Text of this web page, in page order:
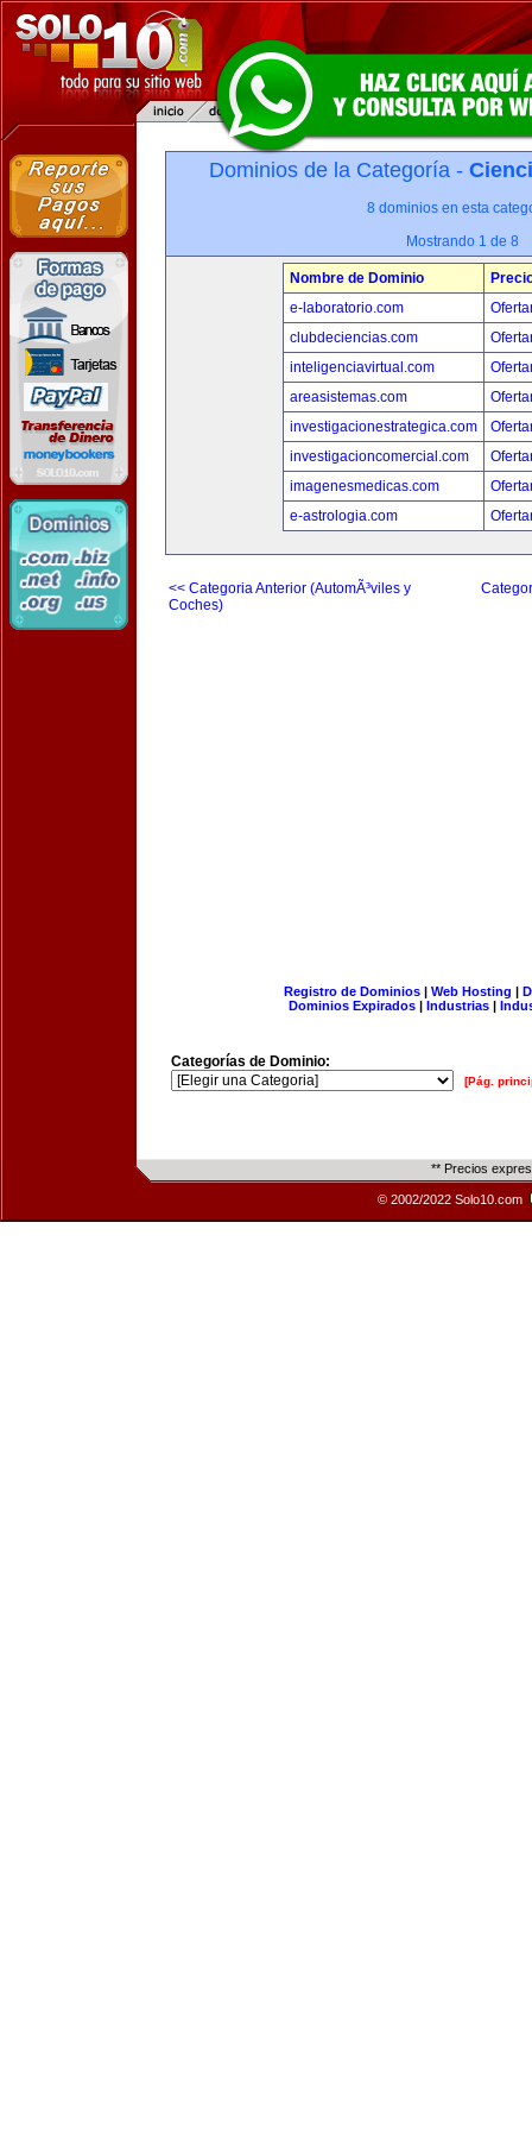
Dominios de la Categoría -
8 dominios en esta
Mostrando 1 de 8
Nombre de Dominio
e-laboratorio.com
clubdeciencias.com
inteligenciavirtual.com
areasistemas.com
investigacionestrategica.com
investigacioncomercial.com
imagenesmedicas.com
e-astrologia.com
<< Categoria Anterior (AutomÃ³viles y
Coches)
Registro de Dominios| Web Hosting |
Dominios Expirados | Industrias |
Categorías de Dominio:
[Pág.
** Precios
© 2002/2022 Solo10.com